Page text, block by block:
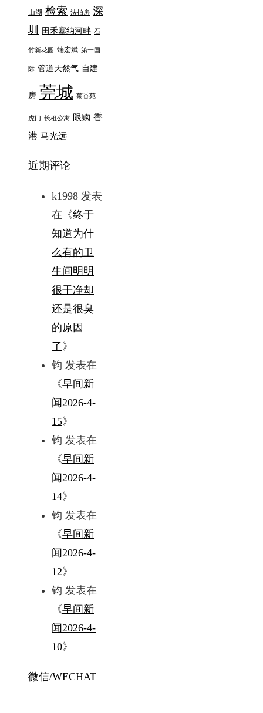
山湖 检索 法拍房 深
圳
田禾塞纳河畔 石
竹新花园 端宏斌 第一国
际 管道天然气 自建
房 莞城 菊香苑
虎门 长租公寓 限购 香
港 马光远
近期评论
k1998 发表
在《终于
知道为什
么有的卫
生间明明
很干净却
还是很臭
的原因
了 》
钧 发表在
《早间新
闻2026-4-
15》
钧 发表在
《早间新
闻2026-4-
14》
钧 发表在
《早间新
闻2026-4-
12》
钧 发表在
《早间新
闻2026-4-
10》
微信/WECHAT